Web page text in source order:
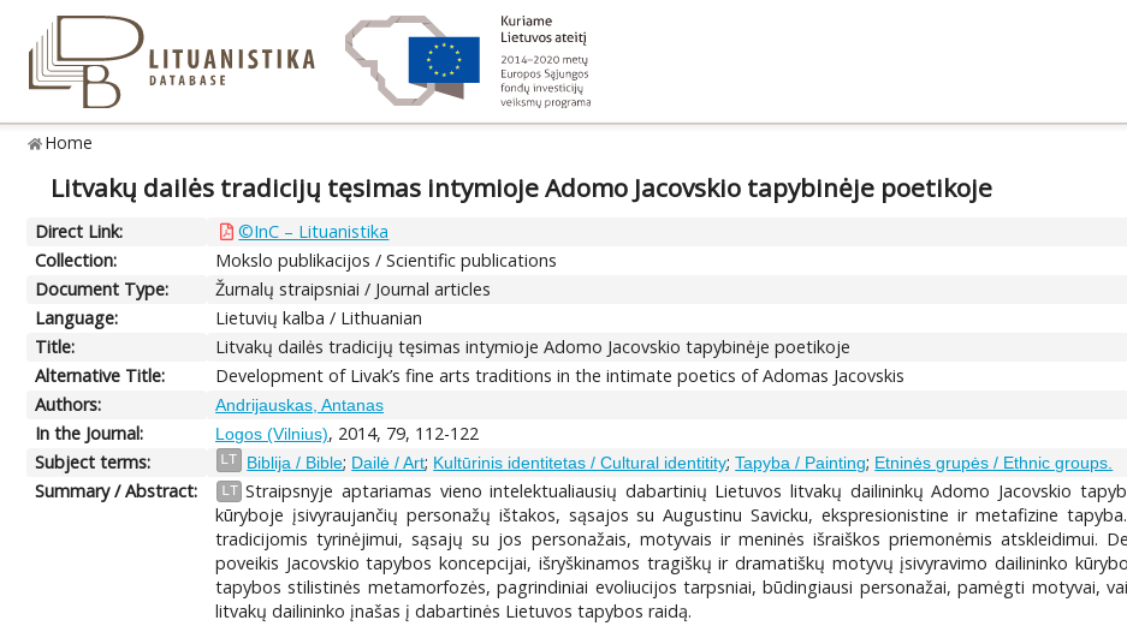
Home
Litvakų dailės tradicijų tęsimas intymioje Adomo Jacovskio tapybinėje poetikoje
Direct Link:
©InC – Lituanistika
Collection:
Mokslo publikacijos / Scientific publications
Document Type:
Žurnalų straipsniai / Journal articles
Language:
Lietuvių kalba / Lithuanian
Title:
Litvakų dailės tradicijų tęsimas intymioje Adomo Jacovskio tapybinėje poetikoje
Alternative Title:
Development of Livak’s fine arts traditions in the intimate poetics of Adomas Jacovskis
Authors:
Andrijauskas, Antanas
In the Journal: Logos (Vilnius), 2014, 79, 112-122
Subject terms:
LT Biblija / Bible; Dailė / Art; Kultūrinis identitetas / Cultural identitity;Tapyba / Painting; Etninės grupės / Ethnic groups.
Summary / Abstract: LT Straipsnyje aptariamas vieno intelektualiausių dabartinių Lietuvos litvakų dailininkų Adomo Jacovskio
kūryboje įsivyraujančių personažų ištakos, sąsajos su Augustinu Savicku, ekspresionistine ir metafizine
tradicijomis tyrinėjimui, sąsajų su jos personažais, motyvais ir meninės išraiškos priemonėmis atskleidimui.
poveikis Jacovskio tapybos koncepcijai, išryškinamos tragiškų ir dramatiškų motyvų įsivyravimo dailininko
tapybos stilistinės metamorfozės, pagrindiniai evoliucijos tarpsniai, būdingiausi personažai, pamėgti motyvai,
litvakų dailininko įnašas į dabartinės Lietuvos tapybos raidą.